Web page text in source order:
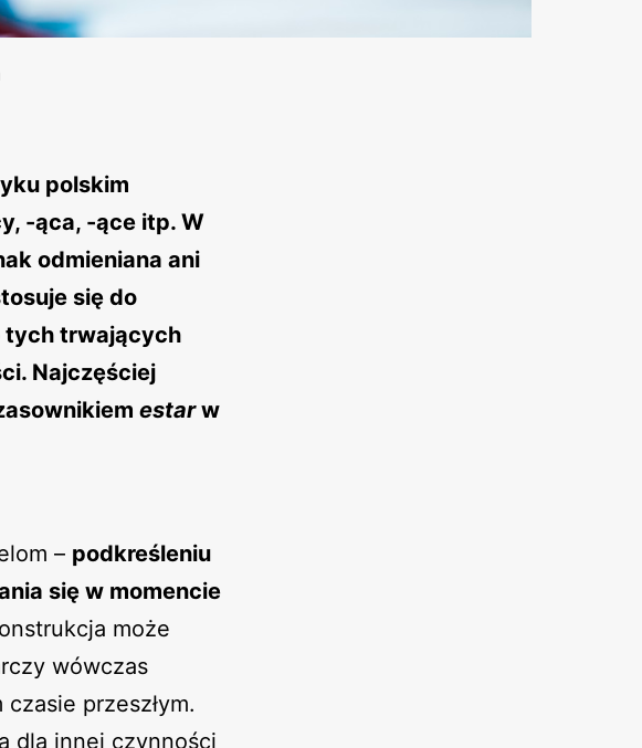
polskim
-ąca, -ące itp. W
odmieniana ani
się do
tych trwających
Najczęściej
estarw
– podkreśleniu
się w momencie
może
wówczas
przeszłym.
dla innej czynności